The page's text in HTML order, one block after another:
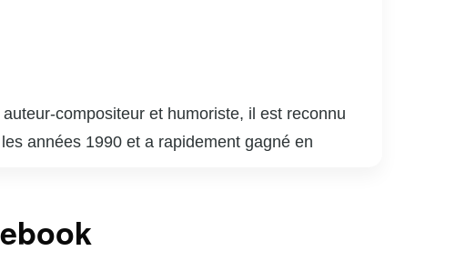
compositeur et humoriste, il est reconnu
années 1990 et a rapidement gagné en
lui ont valu plusieurs prix et distinctions,